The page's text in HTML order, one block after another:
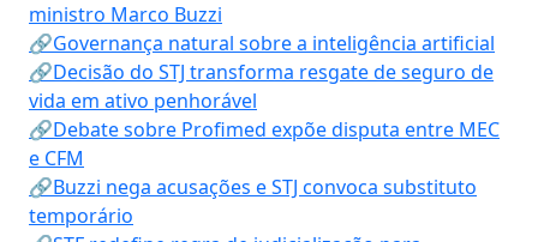
ministro Marco Buzzi
🔗Governança natural sobre a inteligência artificial
🔗Decisão do STJ transforma resgate de seguro de
vida em ativo penhorável
🔗Debate sobre Profimed expõe disputa entre MEC
e CFM
🔗Buzzi nega acusações e STJ convoca substituto
temporário